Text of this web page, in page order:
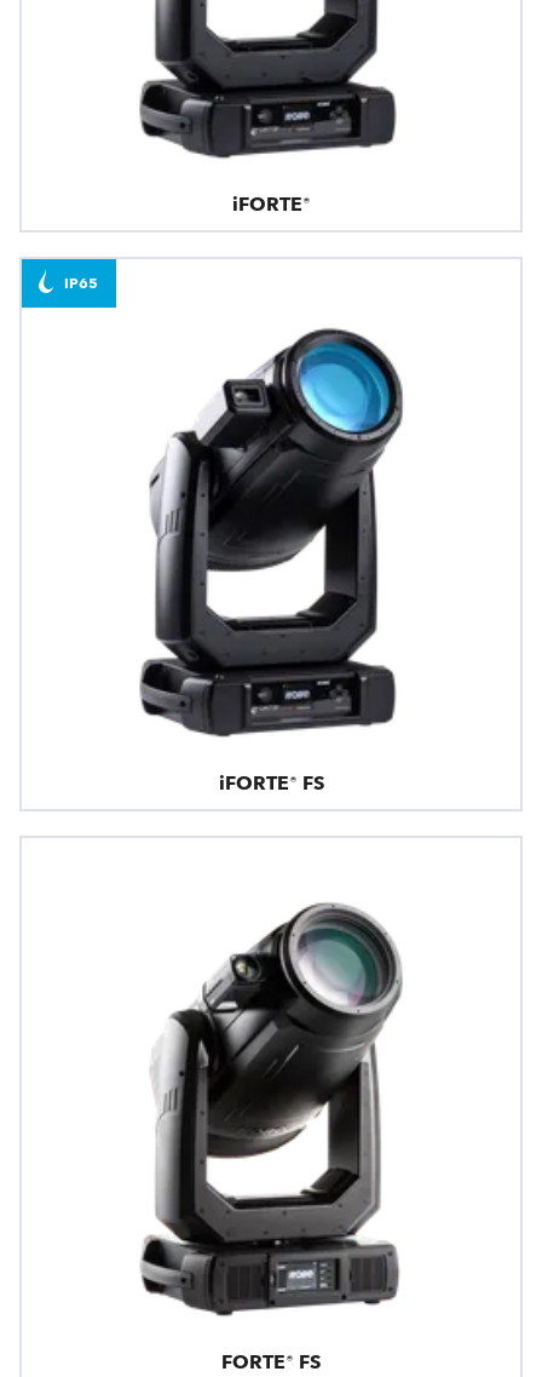
iFORTE®
iFORTE® FS
IP65
FORTE® FS